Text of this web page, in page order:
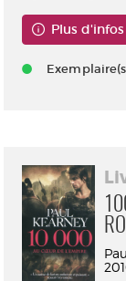
Plus d'infos